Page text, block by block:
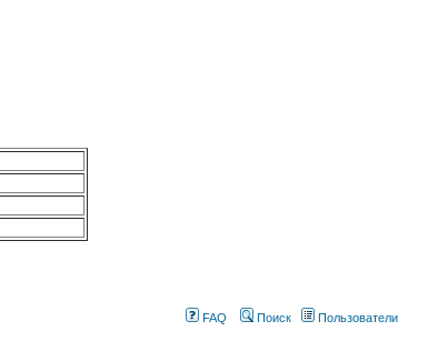
FAQ Поиск Пользователи